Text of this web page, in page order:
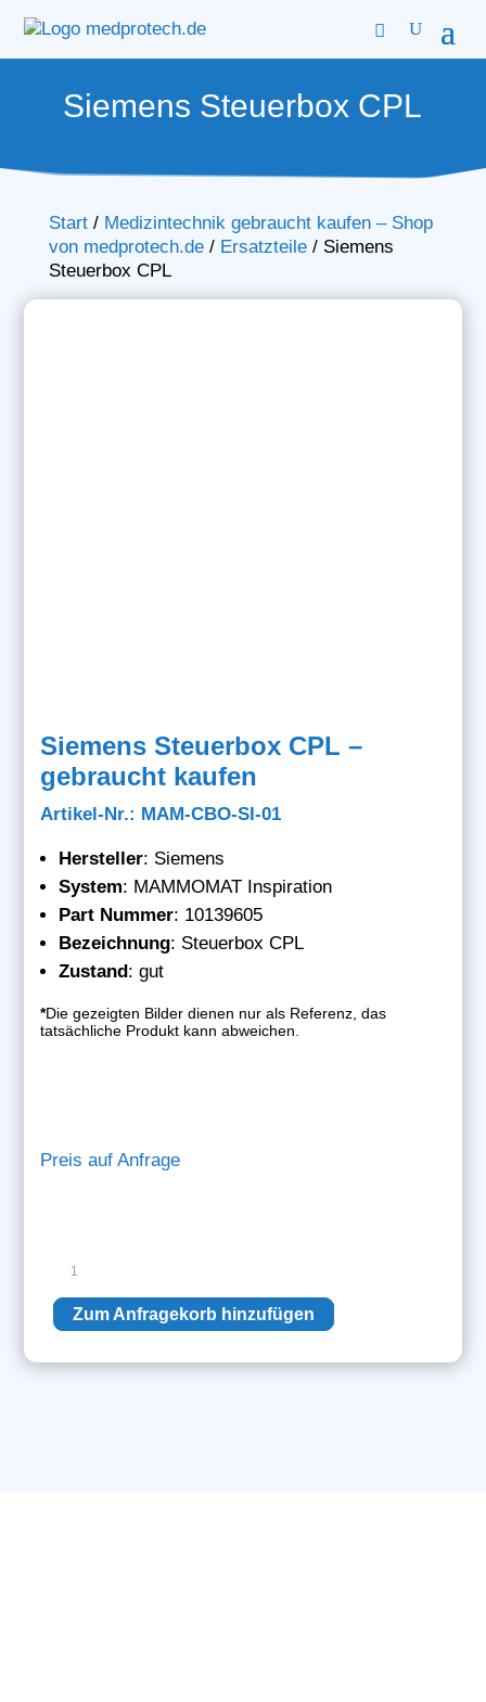
Siemens Steuerbox CPL
Start/ Medizintechnik gebraucht kaufen – Shop
von medprotech.de/ Ersatzteile/ Siemens
Steuerbox CPL
Siemens Steuerbox CPL –
gebraucht kaufen
Artikel-Nr.: MAM-CBO-SI-01
Hersteller: Siemens
System: MAMMOMAT Inspiration
Part Nummer: 10139605
Bezeichnung: Steuerbox CPL
Zustand: gut
*Die gezeigten Bilder dienen nur als Referenz, das
tatsächliche Produkt kann abweichen.
Preis auf Anfrage
Steuerbox
CPL
Menge
Zum Anfragekorb hinzufügen